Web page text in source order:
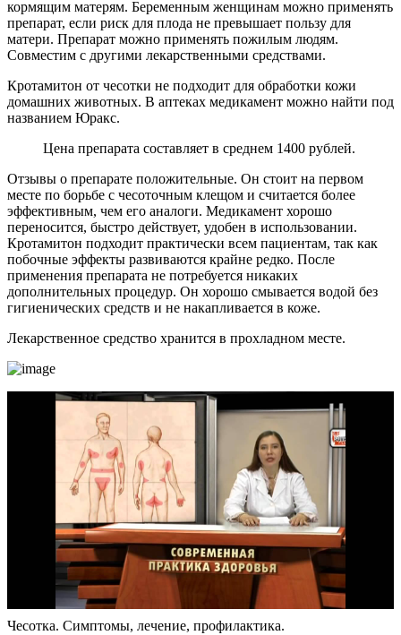
кормящим матерям. Беременным женщинам можно применять
препарат, если риск для плода не превышает пользу для
матери. Препарат можно применять пожилым людям.
Совместим с другими лекарственными средствами.
Кротамитон от чесотки не подходит для обработки кожи
домашних животных. В аптеках медикамент можно найти под
названием Юракс.
Цена препарата составляет в среднем 1400 рублей.
Отзывы о препарате положительные. Он стоит на первом
месте по борьбе с чесоточным клещом и считается более
эффективным, чем его аналоги. Медикамент хорошо
переносится, быстро действует, удобен в использовании.
Кротамитон подходит практически всем пациентам, так как
побочные эффекты развиваются крайне редко. После
применения препарата не потребуется никаких
дополнительных процедур. Он хорошо смывается водой без
гигиенических средств и не накапливается в коже.
Лекарственное средство хранится в прохладном месте.
Чесотка. Симптомы, лечение, профилактика.